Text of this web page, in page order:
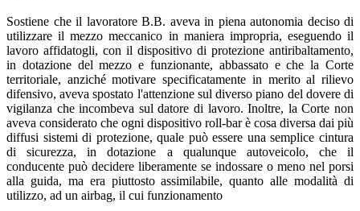
Sostiene che il lavoratore B.B. aveva in piena autonomia deciso di
utilizzare il mezzo meccanico in maniera impropria, eseguendo il
lavoro affidatogli, con il dispositivo di protezione antiribaltamento,
in dotazione del mezzo e funzionante, abbassato e che la Corte
territoriale, anziché motivare specificatamente in merito al rilievo
difensivo, aveva spostato l'attenzione sul diverso piano del dovere di
vigilanza che incombeva sul datore di lavoro. Inoltre, la Corte non
aveva considerato che ogni dispositivo roll-bar è cosa diversa dai più
diffusi sistemi di protezione, quale può essere una semplice cintura
di sicurezza, in dotazione a qualunque autoveicolo, che il
conducente può decidere liberamente se indossare o meno nel porsi
alla guida, ma era piuttosto assimilabile, quanto alle modalità di
utilizzo, ad un airbag, il cui funzionamento